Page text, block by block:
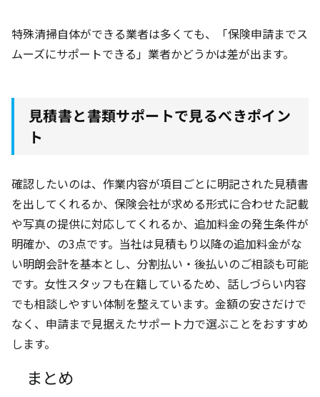
特殊清掃自体ができる業者は多くても、「保険申請までス
ムーズにサポートできる」業者かどうかは差が出ます。
見積書と書類サポートで見るべきポイン
ト
確認したいのは、作業内容が項目ごとに明記された見積書
を出してくれるか、保険会社が求める形式に合わせた記載
や写真の提供に対応してくれるか、追加料金の発生条件が
明確か、の3点です。当社は見積もり以降の追加料金がな
い明朗会計を基本とし、分割払い・後払いのご相談も可能
です。女性スタッフも在籍しているため、話しづらい内容
でも相談しやすい体制を整えています。金額の安さだけで
なく、申請まで見据えたサポート力で選ぶことをおすすめ
します。
まとめ